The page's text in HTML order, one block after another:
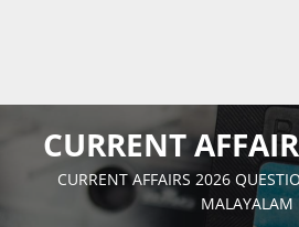
CURRENT
CURRENT AFFAIRS 2026
MALAYALAM